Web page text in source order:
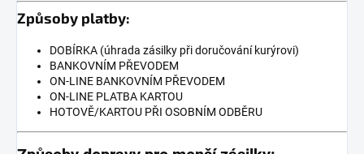
Způsoby platby:
DOBÍRKA (úhrada zásilky při doručování kurýrovi)
BANKOVNÍM PŘEVODEM
ON-LINE BANKOVNÍM PŘEVODEM
ON-LINE PLATBA KARTOU
HOTOVĚ/KARTOU PŘI OSOBNÍM ODBĚRU